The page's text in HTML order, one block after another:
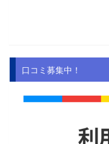
口コミ募集中！